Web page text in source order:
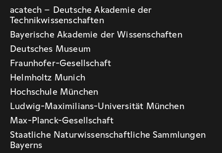
acatech – Deutsche Akademie der
Technikwissenschaften
Bayerische Akademie der Wissenschaften
Deutsches Museum
Fraunhofer-Gesellschaft
Helmholtz Munich
Hochschule München
Ludwig-Maximilians-Universität München
Max-Planck-Gesellschaft
Staatliche Naturwissenschaftliche Sammlungen
Bayerns